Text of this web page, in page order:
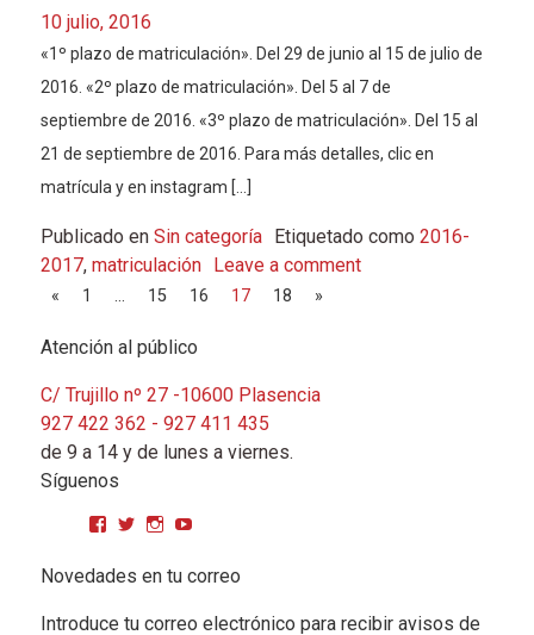
10 julio, 2016
«1º plazo de matriculación». Del 29 de junio al 15 de julio de
2016. «2º plazo de matriculación». Del 5 al 7 de
septiembre de 2016. «3º plazo de matriculación». Del 15 al
21 de septiembre de 2016. Para más detalles, clic en
matrícula y en instagram […]
Publicado en Sin categoría Etiquetado como 2016-
2017, matriculación Leave a comment
Navegación de entradas
« 1 … 15 16 17 18 »
Atención al público
C/ Trujillo nº 27 -10600 Plasencia
927 422 362 - 927 411 435
de 9 a 14 y de lunes a viernes.
Síguenos
Ver perfil de CPMGarciaMatos en Facebook
Ver perfil de cpmgarciamatos en Twitter
Ver perfil de cpmgarciamatos en Instagram
YouTube
Novedades en tu correo
Introduce tu correo electrónico para recibir avisos de